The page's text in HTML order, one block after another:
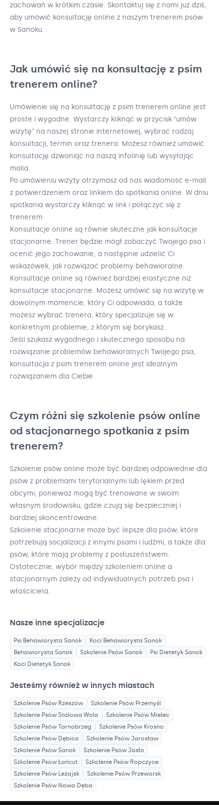
zachowań w krótkim czasie. Skontaktuj się z nami już dziś,
aby umówić konsultację online z naszym trenerem psów
w Sanoku.
Jak umówić się na konsultację z psim
trenerem online?
Umówienie się na konsultację z psim trenerem online jest
proste i wygodne. Wystarczy kliknąć w przycisk "umów
wizytę" na naszej stronie internetowej, wybrać rodzaj
konsultacji, termin oraz trenera. Możesz również umówić
konsultację dzwoniąc na naszą infolinię lub wysyłając
maila.
Po umówieniu wizyty otrzymasz od nas wiadomość e-mail
z potwierdzeniem oraz linkiem do spotkania online. W dniu
spotkania wystarczy kliknąć w link i połączyć się z
trenerem.
Konsultacje online są równie skuteczne jak konsultacje
stacjonarne. Trener będzie mógł zobaczyć Twojego psa i
ocenić jego zachowanie, a następnie udzielić Ci
wskazówek, jak rozwiązać problemy behawioralne.
Konsultacje online są również bardziej elastyczne niż
konsultacje stacjonarne. Możesz umówić się na wizytę w
dowolnym momencie, który Ci odpowiada, a także
możesz wybrać trenera, który specjalizuje się w
konkretnym problemie, z którym się borykasz.
Jeśli szukasz wygodnego i skutecznego sposobu na
rozwiązanie problemów behawioralnych Twojego psa,
konsultacja z psim trenerem online jest idealnym
rozwiązaniem dla Ciebie.
Czym różni się szkolenie psów online
od stacjonarnego spotkania z psim
trenerem?
Szkolenie psów online może być bardziej odpowiednie dla
psów z problemami terytorialnymi lub lękiem przed
obcymi, ponieważ mogą być trenowane w swoim
własnym środowisku, gdzie czują się bezpieczniej i
bardziej skoncentrowane.
Szkolenie stacjonarne może być lepsze dla psów, które
potrzebują socjalizacji z innymi psami i ludźmi, a także dla
psów, które mają problemy z posłuszeństwem.
Ostatecznie, wybór między szkoleniem online a
stacjonarnym zależy od indywidualnych potrzeb psa i
właściciela.
Nasze inne specjalizacje
Psi Behawiorysta Sanok Koci Behawiorysta Sanok
Behawiorysta Sanok Szkolenie Psów Sanok Psi Dietetyk Sanok
Koci Dietetyk Sanok
Jesteśmy również w innych miastach
Szkolenie Psów Rzeszów Szkolenie Psów Przemyśl
Szkolenie Psów Stalowa Wola Szkolenie Psów Mielec
Szkolenie Psów Tarnobrzeg Szkolenie Psów Krosno
Szkolenie Psów Dębica Szkolenie Psów Jarosław
Szkolenie Psów Sanok Szkolenie Psów Jasło
Szkolenie Psów Łańcut Szkolenie Psów Ropczyce
Szkolenie Psów Leżajsk Szkolenie Psów Przeworsk
Szkolenie Psów Nowa Dęba